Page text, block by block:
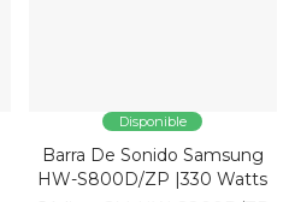
Disponible
Barra De Sonido Samsung
HW-S800D/ZP |330 Watts